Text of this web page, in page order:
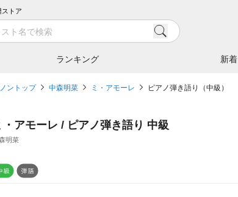
トア
ランキング 新着
ントップ 中森明菜 ミ・アモーレ ピアノ弾き語り（中級）
・アモーレ / ピアノ弾き語り 中級
明菜